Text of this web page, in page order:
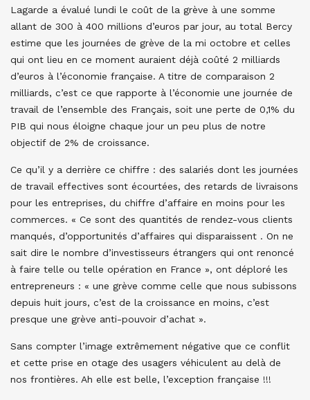
Lagarde a évalué lundi le coût de la grève à une somme
allant de 300 à 400 millions d’euros par jour, au total Bercy
estime que les journées de grève de la mi octobre et celles
qui ont lieu en ce moment auraient déjà coûté 2 milliards
d’euros à l’économie française. A titre de comparaison 2
milliards, c’est ce que rapporte à l’économie une journée de
travail de l’ensemble des Français, soit une perte de 0,1% du
PIB qui nous éloigne chaque jour un peu plus de notre
objectif de 2% de croissance.
Ce qu’il y a derrière ce chiffre : des salariés dont les journées
de travail effectives sont écourtées, des retards de livraisons
pour les entreprises, du chiffre d’affaire en moins pour les
commerces. « Ce sont des quantités de rendez-vous clients
manqués, d’opportunités d’affaires qui disparaissent . On ne
sait dire le nombre d’investisseurs étrangers qui ont renoncé
à faire telle ou telle opération en France », ont déploré les
entrepreneurs : « une grève comme celle que nous subissons
depuis huit jours, c’est de la croissance en moins, c’est
presque une grève anti-pouvoir d’achat ».
Sans compter l’image extrêmement négative que ce conflit
et cette prise en otage des usagers véhiculent au delà de
nos frontières. Ah elle est belle, l’exception française !!!